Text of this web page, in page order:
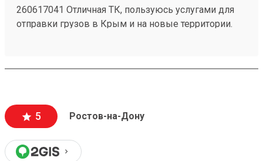
260617041 Отличная ТК, пользуюсь услугами для
отправки грузов в Крым и на новые территории.
отправления считаются хрупкими, повреждения
5 Ростов-на-Дону